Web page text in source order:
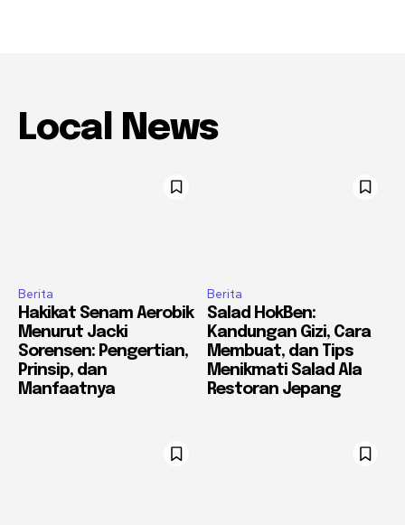
Local News
Berita
Hakikat Senam Aerobik
Menurut Jacki
Sorensen: Pengertian,
Prinsip, dan
Manfaatnya
Berita
Salad HokBen:
Kandungan Gizi, Cara
Membuat, dan Tips
Menikmati Salad Ala
Restoran Jepang